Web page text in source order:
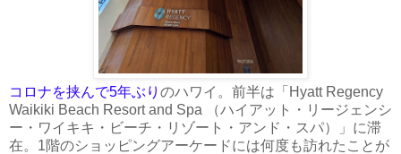
コロナを挟んで5年ぶり のハワイ。前半は「Hyatt Regency
Waikiki Beach Resort and Spa （ハイアット・リージェンシ
ー・ワイキキ・ビーチ・リゾート・アンド・スパ）」に滞
在。1階のショッピングアーケードには何度も訪れたことが